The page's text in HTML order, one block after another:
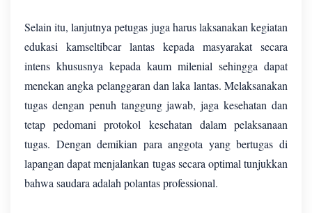
Selain itu, lanjutnya petugas juga harus laksanakan kegiatan
edukasi kamseltibcar lantas kepada masyarakat secara
intens khususnya kepada kaum milenial sehingga dapat
menekan angka pelanggaran dan laka lantas. Melaksanakan
tugas dengan penuh tanggung jawab, jaga kesehatan dan
tetap pedomani protokol kesehatan dalam pelaksanaan
tugas. Dengan demikian para anggota yang bertugas di
lapangan dapat menjalankan tugas secara optimal tunjukkan
bahwa saudara adalah polantas professional.